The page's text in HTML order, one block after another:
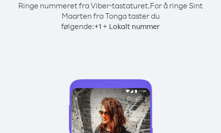
Ringe nummeret fra Viber-tastaturet.For å ringe Sint
Maarten fra Tonga taster du
følgende:+1 + Lokalt nummer